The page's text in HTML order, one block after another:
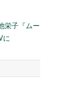
栄子『ムー
に